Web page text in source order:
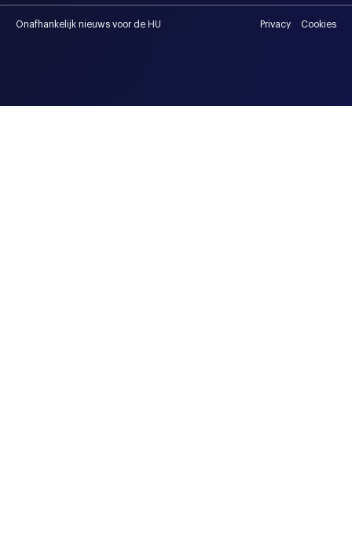
Onafhankelijk nieuws voor de HU Privacy Cookies